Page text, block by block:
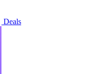
Deals